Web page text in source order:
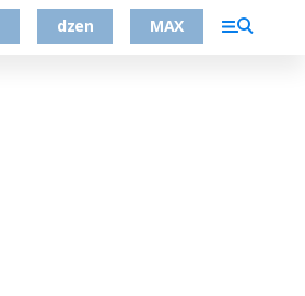
dzen MAX